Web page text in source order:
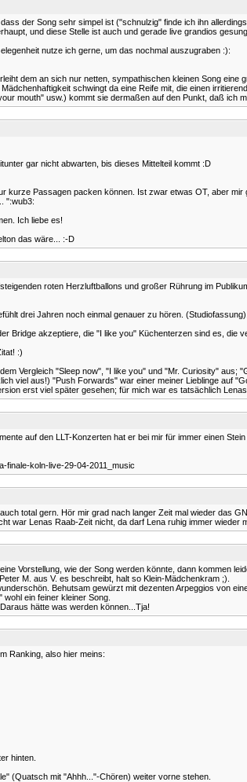
der Song sehr simpel ist ("schnulzig" finde ich ihn
und diese Stelle ist auch und gerade live grandios
nutze ich gerne, um das nochmal auszugraben :):
dem an sich nur netten, sympathischen kleinen Song
schwingt da eine Reife mit, die einen
mouth" usw.) kommt sie dermaßen auf den Punkt, daß ich
gar nicht abwarten, bis dieses Mittelteil kommt :D
kurze Passagen packen können. Ist zwar etwas OT, aber
":wub3:
Ich liebe es!
das wäre... :-D
roten Herzluftballons und großer Rührung im
drei Jahren noch einmal genauer zu hören.
Bridge akzeptiere, die "I like you" Küchenterzen sind es, die
:)
Vergleich "Sleep now", "I like you" und "Mr. Curiosity"
viel aus!) "Push Forwards" war einer meiner Lieblinge auf
erst viel später gesehen; für mich war es tatsächlich
auf den LLT-Konzerten hat er bei mir für immer einen
finale-koln-live-29-04-2011_music
total gern. Hör mir grad nach langer Zeit mal wieder das
war Lenas Raab-Zeit nicht, da darf Lena ruhig immer wieder
Vorstellung, wie der Song werden könnte, dann kommen
M. aus V. es beschreibt, halt so Klein-Mädchenkram ;).
Behutsam gewürzt mit dezenten Arpeggios von
ein feiner kleiner Song.
hätte was werden können...Tja!
Ranking, also hier meins:
hinten.
(Quatsch mit "Ahhh..."-Chören) weiter vorne stehen.